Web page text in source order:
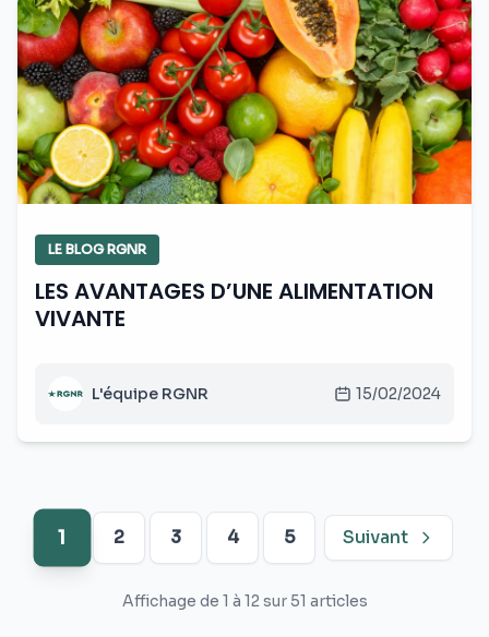
LE BLOG RGNR
LES AVANTAGES D’UNE ALIMENTATION
VIVANTE
L'équipe RGNR 15/02/2024
1 2 3 4 5 Suivant
Affichage de 1 à 12 sur 51 articles